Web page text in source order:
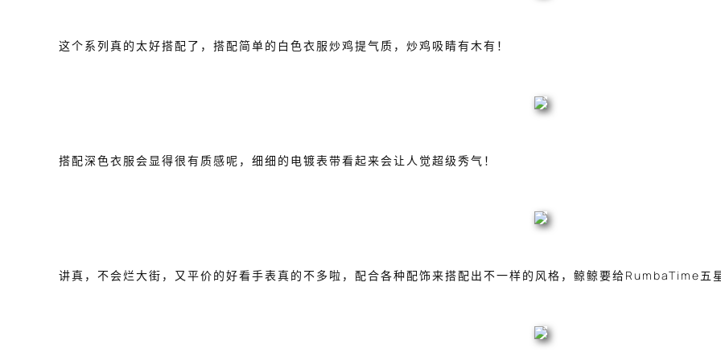
这个系列真的太好搭配了，搭配简单的白色衣服炒鸡提气质，炒鸡吸睛有木有！
搭配深色衣服会显得很有质感呢，细细的电镀表带看起来会让人觉超级秀气！
讲真，不会烂大街，又平价的好看手表真的不多啦，配合各种配饰来搭配出不一样的风格，鲸鲸要给RumbaTime五